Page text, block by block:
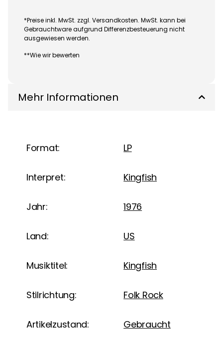
*Preise inkl. MwSt. zzgl. Versandkosten. MwSt. kann bei
Gebrauchtware aufgrund Differenzbesteuerung nicht
ausgewiesen werden.
**Wie wir bewerten
Mehr Informationen
Format: LP
Interpret: Kingfish
Jahr: 1976
Land: US
Musiktitel: Kingfish
Stilrichtung: Folk Rock
Artikelzustand: Gebraucht